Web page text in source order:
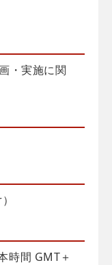
・実施に関
時間 GMT＋